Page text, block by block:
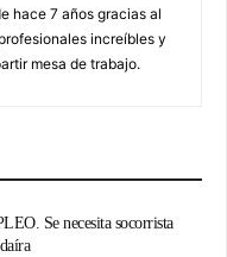
hace 7 años gracias al
increíbles y
mesa de trabajo.
Se necesita socorrista